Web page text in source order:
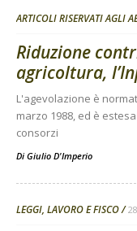
ARTICOLI RISERVATI AGLI
Riduzione
agricoltura,
L'agevolazione è
marzo 1988, ed è
consorzi
Di Giulio D'Imperio
LEGGI, LAVORO E FISCO